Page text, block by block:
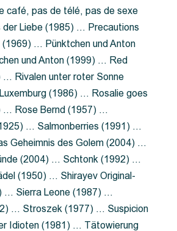
café, pas de télé, pas de sexe
Liebe (1985) … Precautions
… Pünktchen und Anton
und Anton (1999) … Red
… Rivalen unter roter Sonne
(1986) … Rosalie goes
… Rose Bernd (1957) …
… Salmonberries (1991) …
Geheimnis des Golem (2004) …
(2004) … Schtonk (1992) …
(1950) … Shirayev Original-
… Sierra Leone (1987) …
… Stroszek (1977) … Suspicion
Idioten (1981) … Tätowierung